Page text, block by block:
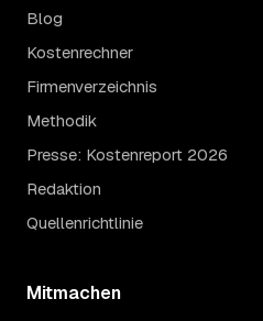
Blog
Kostenrechner
Firmenverzeichnis
Methodik
Presse: Kostenreport 2026
Redaktion
Quellenrichtlinie
Mitmachen